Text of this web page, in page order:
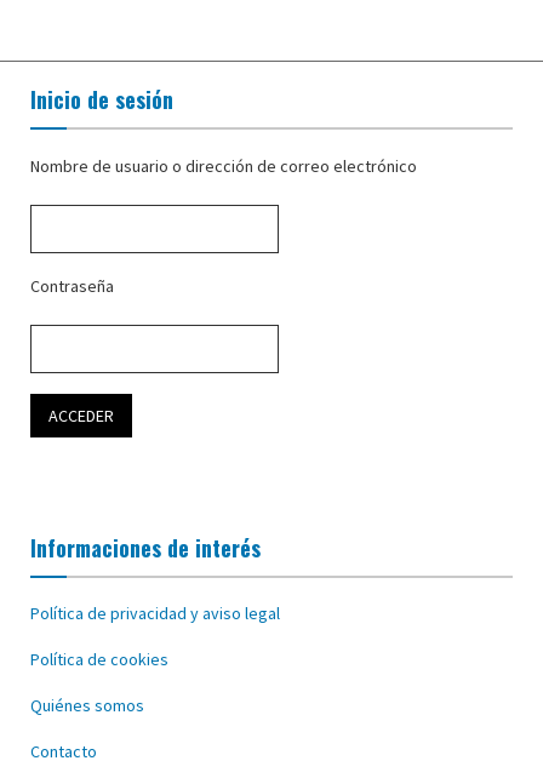
Inicio de sesión
Nombre de usuario o dirección de correo electrónico
Contraseña
Informaciones de interés
Política de privacidad y aviso legal
Política de cookies
Quiénes somos
Contacto